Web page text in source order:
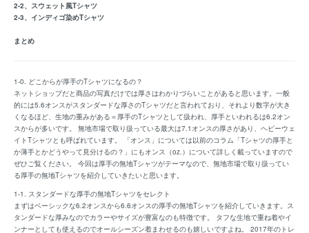
2-2、 スウェット風Tシャツ
2-3、 インディゴ染めTシャツ
まとめ
1-0. どこからが厚手のTシャツになるの？
ネットショップだと商品の写真だけでは厚さはわかりづらいことがあると思います。一般
的には5.6オンスがスタンダードな厚さのTシャツだと言われており、それより数字が大き
くなるほど、生地の重みがある＝厚手のTシャツとして扱われ、厚手といわれるは6.2オン
スからが多いです。 無地市場で取り扱っている最大は7.1オンスの厚さがあり、ヘビーウェ
イトTシャツとも呼ばれています。 「オンス」については以前のコラム「Tシャツの厚手と
か薄手とかどうやって見分けるの？ 」にもオンス（oz.）について詳しく載っていますので
ぜひご覧ください。 今回は厚手の無地Tシャツがテーマなので、無地市場で取り扱ってい
る厚手の無地Tシャツを紹介していきたいと思います。
1-1. スタンダードな厚手の無地Tシャツをセレクト
まずはベーシックな6.2オンスから6.6オンスの厚手の無地Tシャツを紹介していきます。ス
タンダードな厚みなのでカラーやサイズが豊富なのも特徴です。 タフな生地で重ね着やイ
ンナーとしても使えるのでオールシーズン着まわせるのも嬉しいですよね。 2017年のトレ